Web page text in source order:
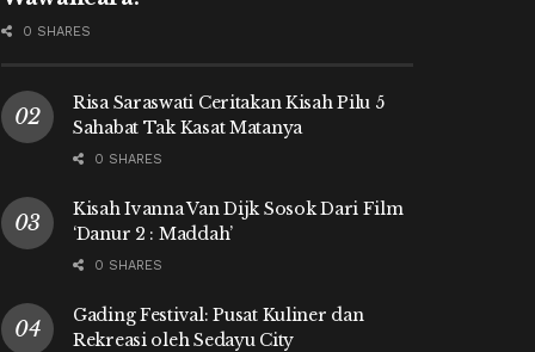
0 SHARES
Risa Saraswati Ceritakan Kisah Pilu 5
Sahabat Tak Kasat Matanya
0 SHARES
Kisah Ivanna Van Dijk Sosok Dari Film
‘Danur 2 : Maddah’
0 SHARES
Gading Festival: Pusat Kuliner dan
Rekreasi oleh Sedayu City